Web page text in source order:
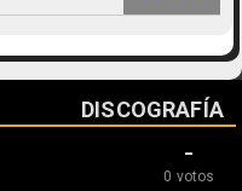
DISCOGRAFÍA
-
0 votos